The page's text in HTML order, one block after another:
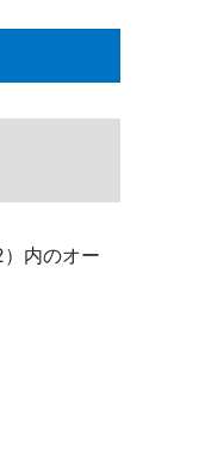
内のオー